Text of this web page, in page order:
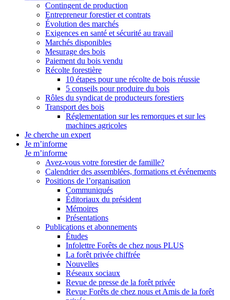
Contingent de production
Entrepreneur forestier et contrats
Évolution des marchés
Exigences en santé et sécurité au travail
Marchés disponibles
Mesurage des bois
Paiement du bois vendu
Récolte forestière
10 étapes pour une récolte de bois réussie
5 conseils pour produire du bois
Rôles du syndicat de producteurs forestiers
Transport des bois
Réglementation sur les remorques et sur les
machines agricoles
Je cherche un expert
Je m’informe
Je m’informe
Avez-vous votre forestier de famille?
Calendrier des assemblées, formations et événements
Positions de l’organisation
Communiqués
Éditoriaux du président
Mémoires
Présentations
Publications et abonnements
Études
Infolettre Forêts de chez nous PLUS
La forêt privée chiffrée
Nouvelles
Réseaux sociaux
Revue de presse de la forêt privée
Revue Forêts de chez nous et Amis de la forêt